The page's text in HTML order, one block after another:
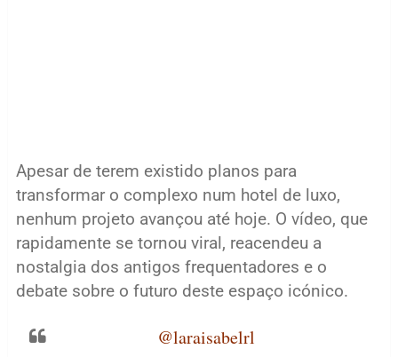
Apesar de terem existido planos para
transformar o complexo num hotel de luxo,
nenhum projeto avançou até hoje. O vídeo, que
rapidamente se tornou viral, reacendeu a
nostalgia dos antigos frequentadores e o
debate sobre o futuro deste espaço icónico.
@laraisabelrl